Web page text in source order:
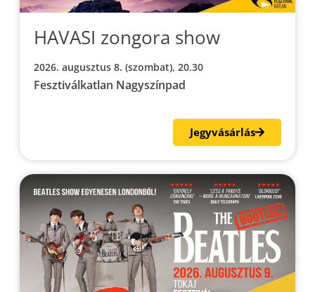
HAVASI zongora show
2026. augusztus 8. (szombat), 20.30
Fesztiválkatlan Nagyszínpad
Jegyvásárlás